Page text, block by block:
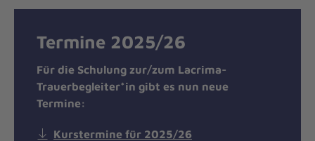
Termine 2025/26
Für die Schulung zur/zum Lacrima-
Trauerbegleiter*in gibt es nun neue
Termine:
Kurstermine für 2025/26